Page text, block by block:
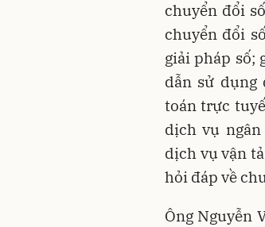
chuyển đổi
chuyển đổi
giải pháp số;
dẫn sử
toán trực
dịch vụ
dịch vụ vận
hỏi đáp về
Ông Nguyễn